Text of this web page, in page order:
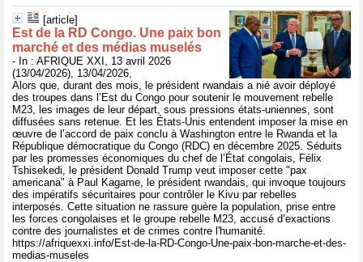
[article]
Est de la RD Congo. Une paix bon
marché et des médias muselés
- In : AFRIQUE XXI, 13 avril 2026
(13/04/2026), 13/04/2026,
Alors que, durant des mois, le président rwandais a nié avoir déployé
des troupes dans l’Est du Congo pour soutenir le mouvement rebelle
M23, les images de leur départ, sous pressions états-uniennes, sont
diffusées sans retenue. Et les États-Unis entendent imposer la mise en
œuvre de l’accord de paix conclu à Washington entre le Rwanda et la
République démocratique du Congo (RDC) en décembre 2025. Séduits
par les promesses économiques du chef de l’État congolais, Félix
Tshisekedi, le président Donald Trump veut imposer cette "pax
americana" à Paul Kagame, le président rwandais, qui invoque toujours
des impératifs sécuritaires pour contrôler le Kivu par rebelles
interposés. Cette situation ne rassure guère la population, prise entre
les forces congolaises et le groupe rebelle M23, accusé d’exactions
contre des journalistes et de crimes contre l'humanité.
https://afriquexxi.info/Est-de-la-RD-Congo-Une-paix-bon-marche-et-des-
medias-museles